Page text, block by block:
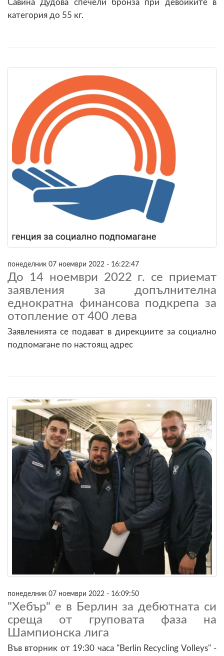
Савина Дудова спечели бронза при девойките в
категория до 55 кг.
понеделник 07 ноември 2022 - 16:22:47
До 14 ноември 2022 г. се приемат
заявления за допълнителна
еднократна финансова подкрепа за
отопление от 400 лева
Заявленията се подават в дирекциите за социално
подпомагане по настоящ адрес
понеделник 07 ноември 2022 - 16:09:50
"Хебър" е в Берлин за дебютната си
среща от груповата фаза на
Шампионска лига
Във вторник от 19:30 часа "Berlin Recycling Volleys" -